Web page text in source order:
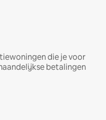
die je voor
betalingen